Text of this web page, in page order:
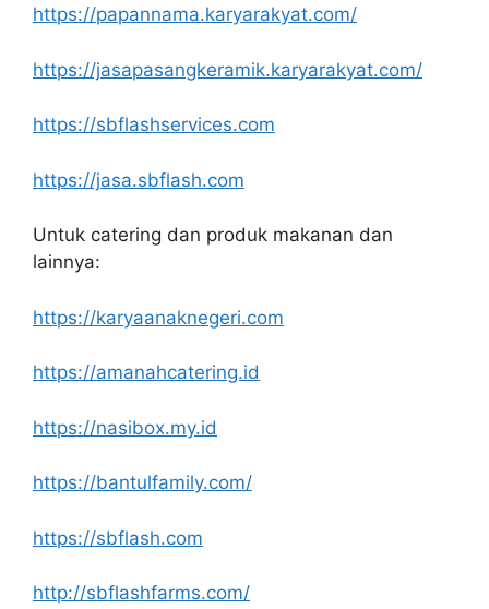
https://papannama.karyarakyat.com/
https://jasapasangkeramik.karyarakyat.com/
https://sbflashservices.com
https://jasa.sbflash.com
Untuk catering dan produk makanan dan
lainnya:
https://karyaanaknegeri.com
https://amanahcatering.id
https://nasibox.my.id
https://bantulfamily.com/
https://sbflash.com
http://sbflashfarms.com/